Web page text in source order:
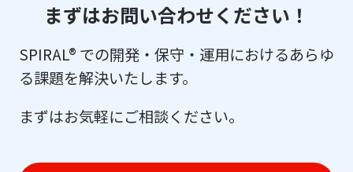
まずはお問い合わせください！
SPIRAL® での開発・保守・運用におけるあらゆ
る課題を解決いたします。
まずはお気軽にご相談ください。